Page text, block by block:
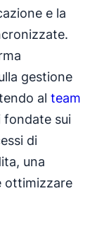
e la
gestione
al team
fondate sui
di
una
ottimizzare